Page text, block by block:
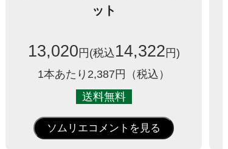
ット
13,020 円(税込14,322 円)
1本あたり2,387円（税込）
送料無料
ソムリエコメントを見る